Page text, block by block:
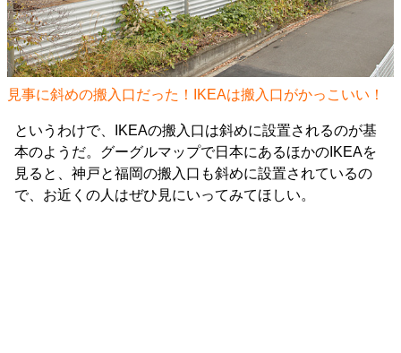
見事に斜めの搬入口だった！IKEAは搬入口がかっこいい！
というわけで、IKEAの搬入口は斜めに設置されるのが基
本のようだ。グーグルマップで日本にあるほかのIKEAを
見ると、神戸と福岡の搬入口も斜めに設置されているの
で、お近くの人はぜひ見にいってみてほしい。